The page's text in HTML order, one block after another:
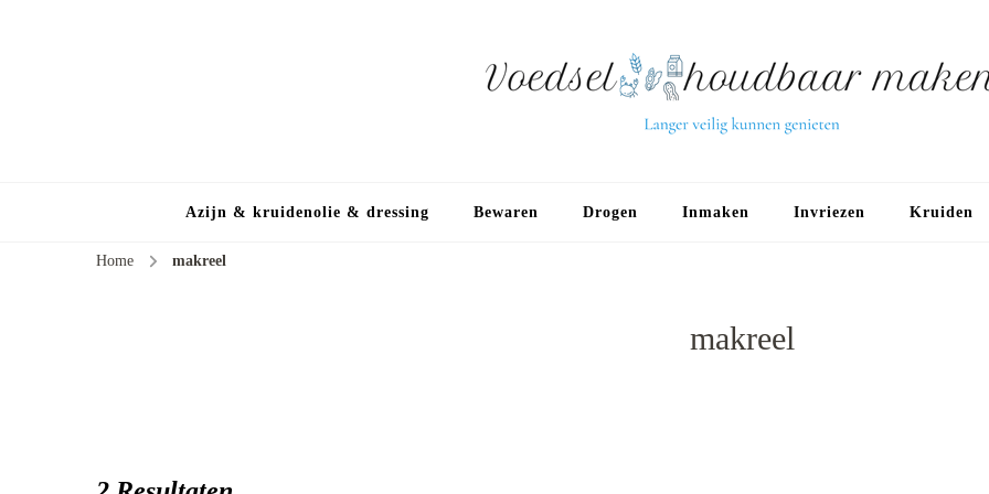
Azijn & kruidenolie & dressing Bewaren Drogen Inmaken Invriezen Kruiden
Home makreel
makreel